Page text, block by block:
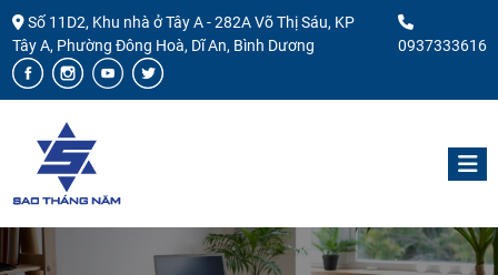
Số 11D2, Khu nhà ở Tây A - 282A Võ Thị Sáu, KP
Tây A, Phường Đông Hoà, Dĩ An, Bình Dương
0937333616